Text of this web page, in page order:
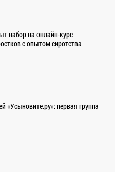
набор на онлайн-курс
с опытом сиротства
первая группа